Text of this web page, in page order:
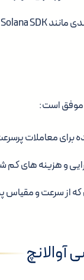
موفق است:
آوالانچ